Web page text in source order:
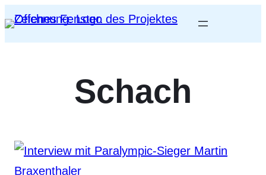
Schach